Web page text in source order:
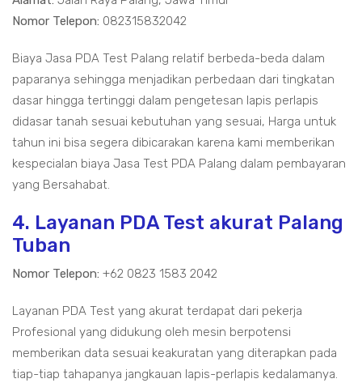
Nomor Telepon: 082315832042
Biaya Jasa PDA Test Palang relatif berbeda-beda dalam
paparanya sehingga menjadikan perbedaan dari tingkatan
dasar hingga tertinggi dalam pengetesan lapis perlapis
didasar tanah sesuai kebutuhan yang sesuai, Harga untuk
tahun ini bisa segera dibicarakan karena kami memberikan
kespecialan biaya Jasa Test PDA Palang dalam pembayaran
yang Bersahabat.
4. Layanan PDA Test akurat Palang
Tuban
Nomor Telepon: +62 0823 1583 2042
Layanan PDA Test yang akurat terdapat dari pekerja
Profesional yang didukung oleh mesin berpotensi
memberikan data sesuai keakuratan yang diterapkan pada
tiap-tiap tahapanya jangkauan lapis-perlapis kedalamanya.